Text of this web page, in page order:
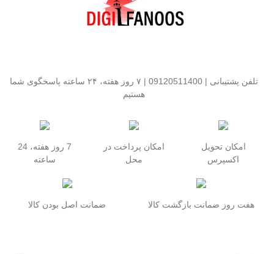
تلفن پشتیبانی | 09120511400 | ۷ روز هفته، ۲۴ ساعته پاسخگوی شما
هستیم
امکان تحویل
اکسپرس
امکان پرداخت در
محل
7 روز هفته، 24
ساعته
هفت روز ضمانت بازگشت کالا ضمانت اصل بودن کالا